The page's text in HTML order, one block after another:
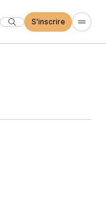
S'inscrire